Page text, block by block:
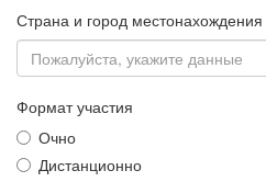
Страна и город местонахождения
Формат участия
Очно
Дистанционно